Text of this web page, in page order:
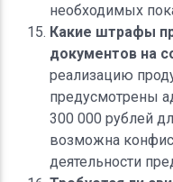
необходимых
Какие штрафы
документов на
реализацию
предусмотрены
300 000 рублей
возможна
деятельности